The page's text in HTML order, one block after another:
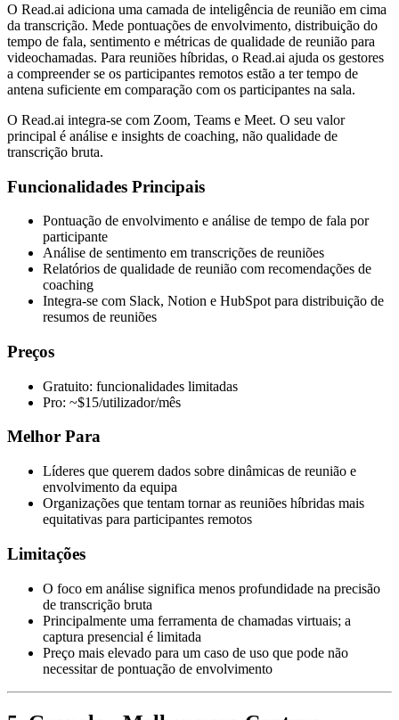
O Read.ai adiciona uma camada de inteligência de reunião em cima
da transcrição. Mede pontuações de envolvimento, distribuição do
tempo de fala, sentimento e métricas de qualidade de reunião para
videochamadas. Para reuniões híbridas, o Read.ai ajuda os gestores
a compreender se os participantes remotos estão a ter tempo de
antena suficiente em comparação com os participantes na sala.
O Read.ai integra-se com Zoom, Teams e Meet. O seu valor
principal é análise e insights de coaching, não qualidade de
transcrição bruta.
Funcionalidades Principais
Pontuação de envolvimento e análise de tempo de fala por
participante
Análise de sentimento em transcrições de reuniões
Relatórios de qualidade de reunião com recomendações de
coaching
Integra-se com Slack, Notion e HubSpot para distribuição de
resumos de reuniões
Preços
Gratuito: funcionalidades limitadas
Pro: ~$15/utilizador/mês
Melhor Para
Líderes que querem dados sobre dinâmicas de reunião e
envolvimento da equipa
Organizações que tentam tornar as reuniões híbridas mais
equitativas para participantes remotos
Limitações
O foco em análise significa menos profundidade na precisão
de transcrição bruta
Principalmente uma ferramenta de chamadas virtuais; a
captura presencial é limitada
Preço mais elevado para um caso de uso que pode não
necessitar de pontuação de envolvimento